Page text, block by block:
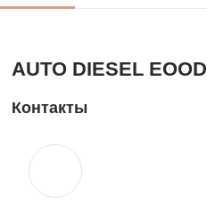
AUTO DIESEL EOOD
Контакты